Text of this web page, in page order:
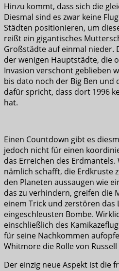
Hinzu kommt, dass sich die
Diesmal sind es zwar keine
Städten positionieren, um
reißt ein gigantisches
Großstädte auf einmal nieder.
der wenigen Hauptstädte, die
Invasion verschont geblieben
bis dato noch der Big Ben und
dafür spricht, dass dort 1996
hat.
Einen Countdown gibt es
jedoch nicht für einen
das Erreichen des
nämlich schafft, die Erdkruste
den Planeten aussaugen wie
das zu verhindern, greifen die
einem Trick und zerstören
eingeschleusten Bombe.
einschließlich des
für seine Nachkommen
Whitmore die Rolle von Russell
Der einzig neue Aspekt ist die